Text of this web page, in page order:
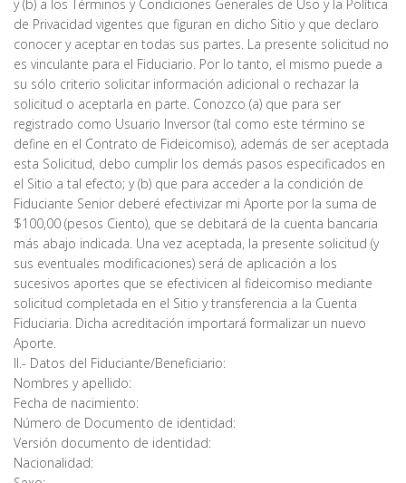
y (b) a los Términos y Condiciones Generales de Uso y la Política
de Privacidad vigentes que figuran en dicho Sitio y que declaro
conocer y aceptar en todas sus partes. La presente solicitud no
es vinculante para el Fiduciario. Por lo tanto, el mismo puede a
su sólo criterio solicitar información adicional o rechazar la
solicitud o aceptarla en parte. Conozco (a) que para ser
registrado como Usuario Inversor (tal como este término se
define en el Contrato de Fideicomiso), además de ser aceptada
esta Solicitud, debo cumplir los demás pasos especificados en
el Sitio a tal efecto; y (b) que para acceder a la condición de
Fiduciante Senior deberé efectivizar mi Aporte por la suma de
$100,00 (pesos Ciento), que se debitará de la cuenta bancaria
más abajo indicada. Una vez aceptada, la presente solicitud (y
sus eventuales modificaciones) será de aplicación a los
sucesivos aportes que se efectivicen al fideicomiso mediante
solicitud completada en el Sitio y transferencia a la Cuenta
Fiduciaria. Dicha acreditación importará formalizar un nuevo
Aporte.
II.- Datos del Fiduciante/Beneficiario:
Nombres y apellido:
Fecha de nacimiento:
Número de Documento de identidad:
Versión documento de identidad:
Nacionalidad: